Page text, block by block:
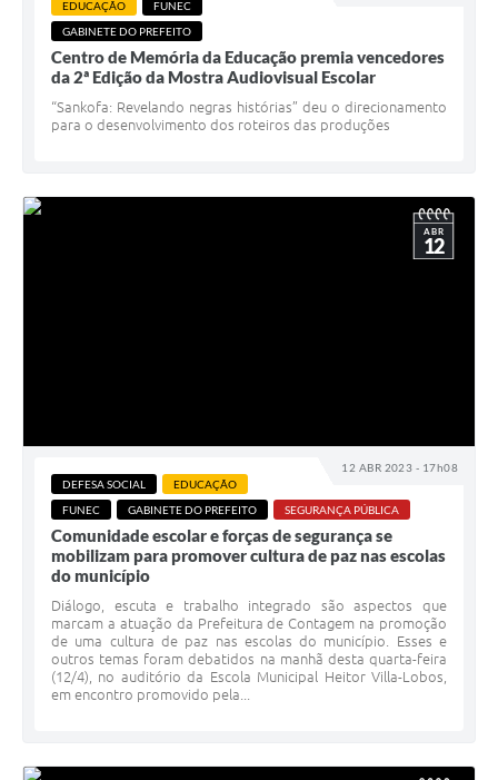
EDUCAÇÃO
FUNEC
GABINETE DO PREFEITO
Centro de Memória da Educação premia vencedores
da 2ª Edição da Mostra Audiovisual Escolar
“Sankofa: Revelando negras histórias” deu o direcionamento
para o desenvolvimento dos roteiros das produções
12 ABR 2023 - 17h08
ABR
12
DEFESA SOCIAL
EDUCAÇÃO
FUNEC
GABINETE DO PREFEITO SEGURANÇA PÚBLICA
Comunidade escolar e forças de segurança se
mobilizam para promover cultura de paz nas escolas
do município
Diálogo, escuta e trabalho integrado são aspectos que
marcam a atuação da Prefeitura de Contagem na promoção
de uma cultura de paz nas escolas do município. Esses e
outros temas foram debatidos na manhã desta quarta-feira
(12/4), no auditório da Escola Municipal Heitor Villa-Lobos,
em encontro promovido pela...